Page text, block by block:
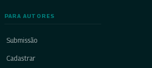
PARA AUTORES
Submissão
Cadastrar